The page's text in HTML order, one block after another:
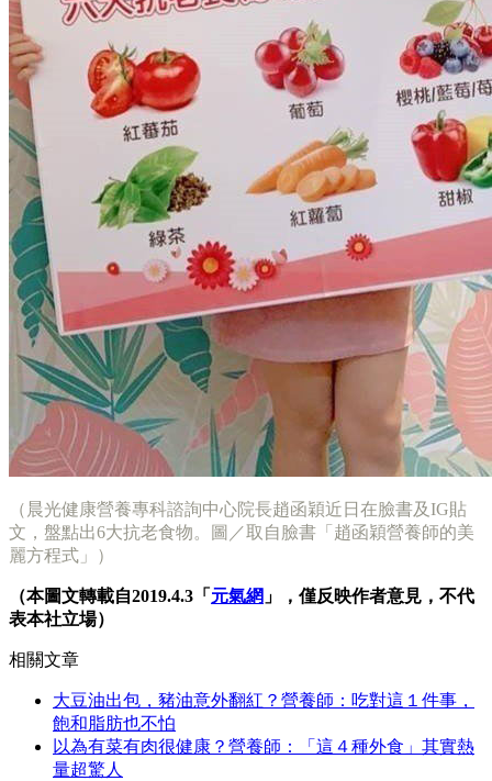
（晨光健康營養專科諮詢中心院長趙函穎近日在臉書及IG貼
文，盤點出6大抗老食物。圖／取自臉書「趙函穎營養師的美
麗方程式」）
（本圖文轉載自2019.4.3「 元氣網 」，僅反映作者意見，不代
表本社立場）
相關文章
大豆油出包，豬油意外翻紅？營養師：吃對這１件事，
飽和脂肪也不怕
以為有菜有肉很健康？營養師：「這４種外食」其實熱
量超驚人